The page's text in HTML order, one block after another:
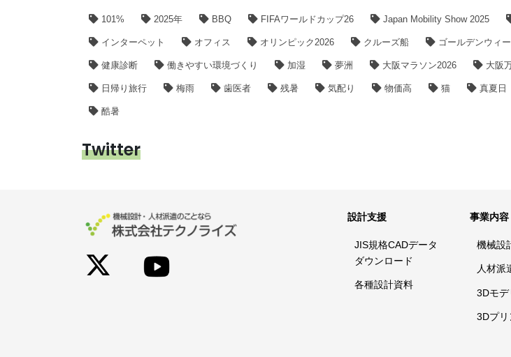
101% 2025年 BBQ FIFAワールドカップ26 Japan Mobility Show 2025
インターペット オフィス オリンピック2026 クルーズ船 ゴールデンウィ
健康診断 働きやすい環境づくり 加湿 夢洲 大阪マラソン2026 大阪
日帰り旅行 梅雨 歯医者 残暑 気配り 物価高 猫 真夏日
酷暑
Twitter
設計支援
JIS規格CADデータ
ダウンロード
各種設計資料
事業内容
機械設
人材派
3Dモ
3Dプリ